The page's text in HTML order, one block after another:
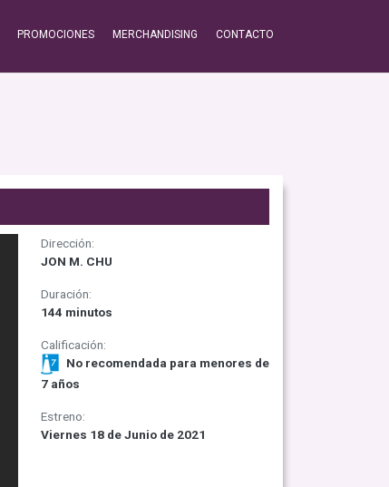
PROMOCIONES MERCHANDISING CONTACTO
Dirección:
JON M. CHU
Duración:
144 minutos
Calificación:
No recomendada para menores de
7 años
Estreno:
Viernes 18 de Junio de 2021